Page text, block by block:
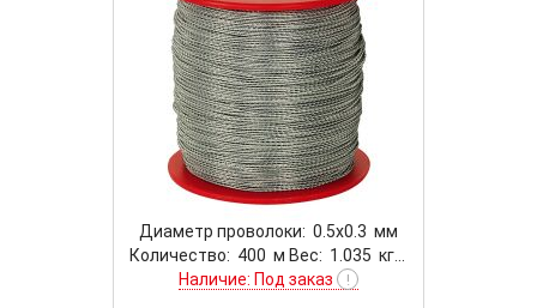
Диаметр проволоки: 0.5x0.3 мм
Количество: 400 м Вес: 1.035 кг...
Наличие: Под заказ
!